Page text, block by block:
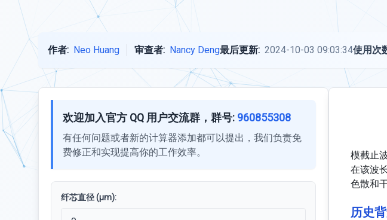
作者: Neo Huang 审查者: Nancy Deng最后更新: 2024-10-03 09:03:34使用次
欢迎加入官方 QQ 用户交流群，群号: 960855308
有任何问题或者新的计算器添加都可以提出，我们负责免
费修正和实现提高你的工作效率。
纤芯直径 (μm):
模截止
在该波
色散和
历史